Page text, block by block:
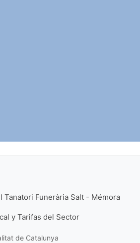
Tanatori Funerària Salt - Mémora
y Tarifas del Sector
de Catalunya